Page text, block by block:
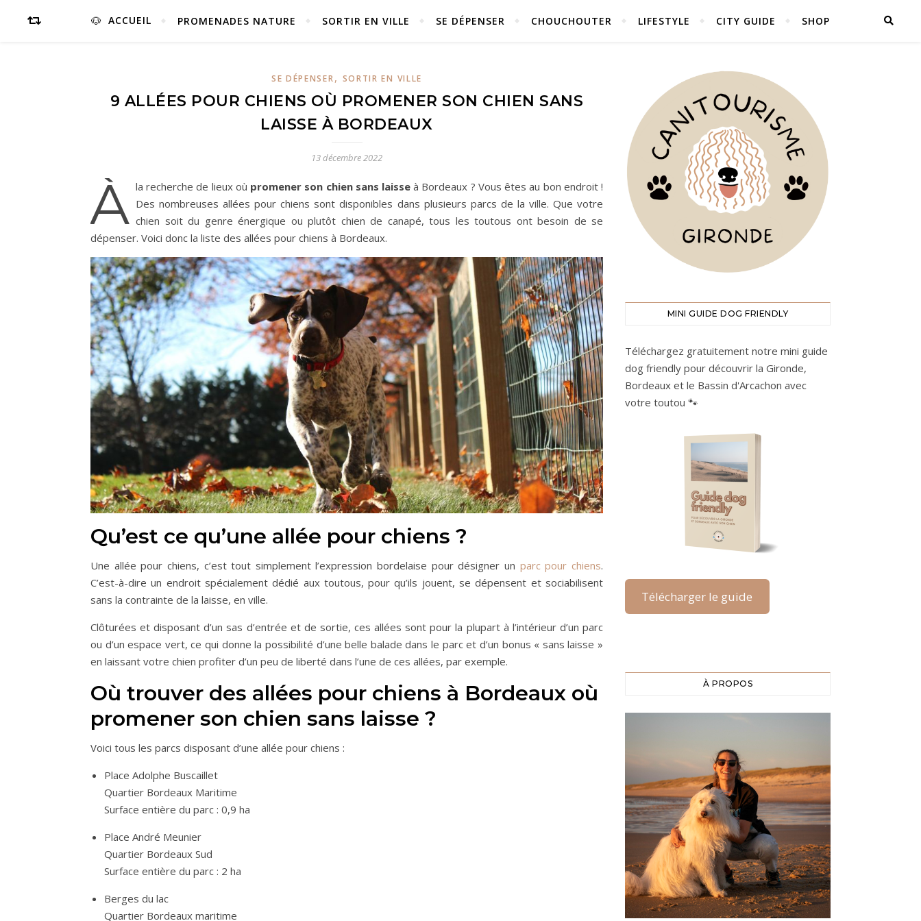
ACCUEIL PROMENADES NATURE SORTIR EN VILLE SE DÉPENSER CHOUCHOUTER LIFESTYLE CITY GUIDE SHOP
SE DÉPENSER, SORTIR EN VILLE
9 ALLÉES POUR CHIENS OÙ PROMENER SON CHIEN SANS
LAISSE À BORDEAUX
13 décembre 2022
À la recherche de lieux où promener son chien sans laisseà Bordeaux ? Vous êtes au bon endroit !
Des nombreuses allées pour chiens sont disponibles dans plusieurs parcs de la ville. Que votre
chien soit du genre énergique ou plutôt chien de canapé, tous les toutous ont besoin de se
dépenser. Voici donc la liste des allées pour chiens à Bordeaux.
Qu’est ce qu’une allée pour chiens ?
Une allée pour chiens, c’est tout simplement l’expression bordelaise pour désigner un parc pour chiens.
C’est-à-dire un endroit spécialement dédié aux toutous, pour qu’ils jouent, se dépensent et sociabilisent
sans la contrainte de la laisse, en ville.
Clôturées et disposant d’un sas d’entrée et de sortie, ces allées sont pour la plupart à l’intérieur d’un parc
ou d’un espace vert, ce qui donne la possibilité d’une belle balade dans le parc et d’un bonus « sans laisse »
en laissant votre chien profiter d’un peu de liberté dans l’une de ces allées, par exemple.
Où trouver des allées pour chiens à Bordeaux où
promener son chien sans laisse ?
Voici tous les parcs disposant d’une allée pour chiens :
Place Adolphe Buscaillet
Quartier Bordeaux Maritime
Surface entière du parc : 0,9 ha
Place André Meunier
Quartier Bordeaux Sud
Surface entière du parc : 2 ha
Berges du lac
Quartier Bordeaux maritime
MINI GUIDE DOG FRIENDLY
Téléchargez gratuitement notre mini guide
dog friendly pour découvrir la Gironde,
Bordeaux et le Bassin d'Arcachon avec
votre toutou 🐾
Télécharger le guide
À PROPOS